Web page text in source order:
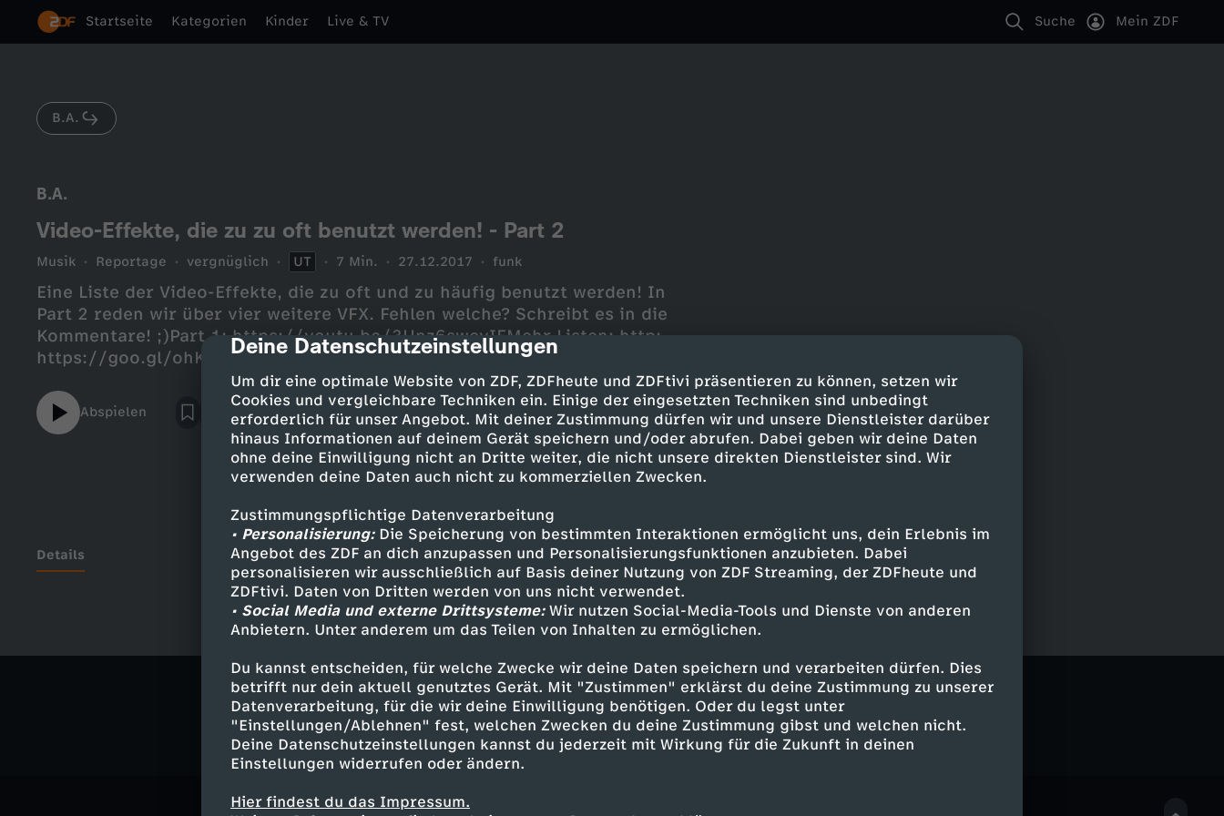
cmp-dialog-description
Deine Datenschutzeinstellungen
Um dir eine optimale Website von ZDF, ZDFheute und ZDFtivi präsentieren zu können, setzen wir
Cookies und vergleichbare Techniken ein. Einige der eingesetzten Techniken sind unbedingt
erforderlich für unser Angebot. Mit deiner Zustimmung dürfen wir und unsere Dienstleister darüber
hinaus Informationen auf deinem Gerät speichern und/oder abrufen. Dabei geben wir deine Daten
ohne deine Einwilligung nicht an Dritte weiter, die nicht unsere direkten Dienstleister sind. Wir
verwenden deine Daten auch nicht zu kommerziellen Zwecken.
Zustimmungspflichtige Datenverarbeitung
• Personalisierung:Die Speicherung von bestimmten Interaktionen ermöglicht uns, dein Erlebnis im
Angebot des ZDF an dich anzupassen und Personalisierungsfunktionen anzubieten. Dabei
personalisieren wir ausschließlich auf Basis deiner Nutzung von ZDF Streaming, der ZDFheute und
ZDFtivi. Daten von Dritten werden von uns nicht verwendet.
• Social Media und externe Drittsysteme:Wir nutzen Social-Media-Tools und Dienste von anderen
Anbietern. Unter anderem um das Teilen von Inhalten zu ermöglichen.
Du kannst entscheiden, für welche Zwecke wir deine Daten speichern und verarbeiten dürfen. Dies
betrifft nur dein aktuell genutztes Gerät. Mit "Zustimmen" erklärst du deine Zustimmung zu unserer
Datenverarbeitung, für die wir deine Einwilligung benötigen. Oder du legst unter
"Einstellungen/Ablehnen" fest, welchen Zwecken du deine Zustimmung gibst und welchen nicht.
Deine Datenschutzeinstellungen kannst du jederzeit mit Wirkung für die Zukunft in deinen
Einstellungen widerrufen oder ändern.
Hier findest du das Impressum.
Startseite Kategorien Kinder Live & TV Suche Mein ZDF
B.A.
B.A.
Video-Effekte, die zu zu oft benutzt werden! - Part 2
Musik Reportage vergnüglich UT 7 Min. 27.12.2017 funk
Eine Liste der Video-Effekte, die zu oft und zu häufig benutzt werden! In
Part 2 reden wir über vier weitere VFX. Fehlen welche? Schreibt es in die
Kommentare! ;)Part 1: https://youtu.be/3Unz6swcvIEMehr Listen: http:
https://goo.gl/ohKr3i--- SOUND CLOUD--
https://soundcloud.com/ba_sound--- SOCIAL MEDIA--Instagram:
https://instagram.com/ba03030Twitter:
https://twitter.com/ba03030Facebook:
https://www.facebook.com/b.a.turkish--- B.A. ist Teil von funk:YouTube:
https://funk.net/funkofficialfunk Web-App: https://go.funk.netFacebook:
https://facebook.com/funk
Abspielen
Details
Ähnliche Inhalte entdecken
Musik Reportage vergnüglich Untertitel B.A.